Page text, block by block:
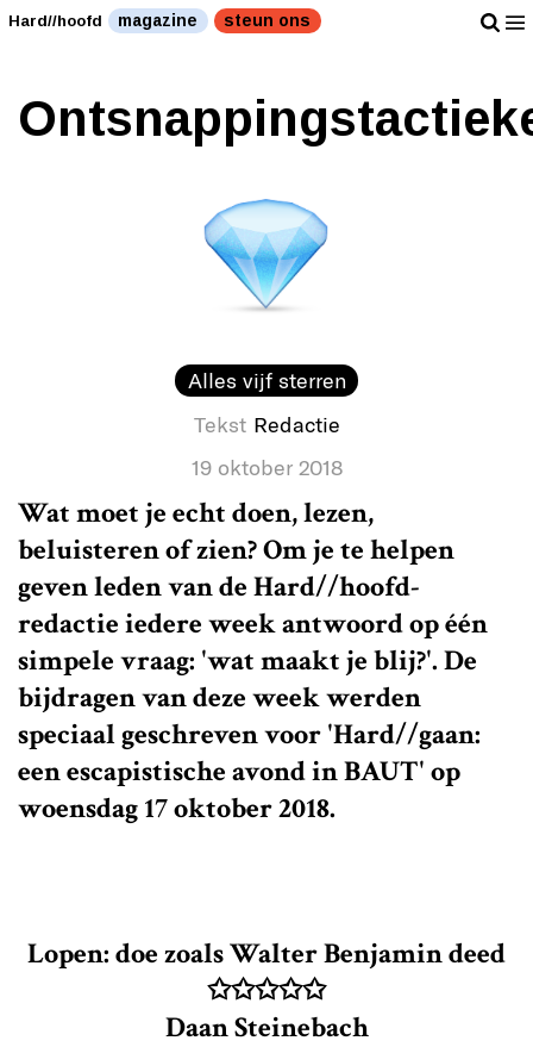
Hard//hoofd magazine steun ons
Alles vijf sterren
Tekst Redactie
19 oktober 2018
Wat moet je echt doen, lezen,
beluisteren of zien? Om je te helpen
geven leden van de Hard//hoofd-
redactie iedere week antwoord op één
simpele vraag: 'wat maakt je blij?'. De
bijdragen van deze week werden
speciaal geschreven voor 'Hard//gaan:
een escapistische avond in BAUT' op
woensdag 17 oktober 2018.
Lopen: doe zoals Walter Benjamin deed
✩✩✩✩✩
Daan Steinebach